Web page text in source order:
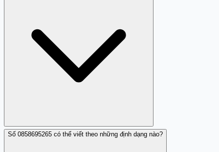
hợp pháp nếu số đó bị mạo danh hoặc bị chiếm đoạt.
Bạn nên báo cáo trực tiếp cho Vinaphone qua tổng đài
chính thức của họ, đồng thời báo tổng đài 156 để có
hành động xử lý kịp thời.
Có. Trên Android hoặc iOS, bạn có thể: 1) Vào chi tiết tin
Số 0858695265 có thể viết theo những định dạng nào?